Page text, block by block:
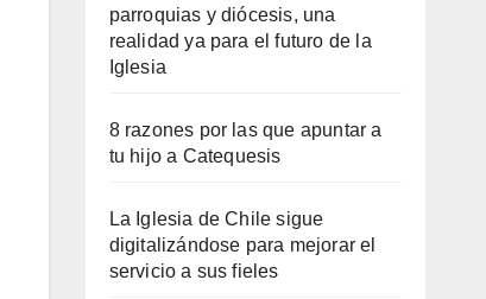
parroquias y diócesis, una
realidad ya para el futuro de la
Iglesia
8 razones por las que apuntar a
tu hijo a Catequesis
La Iglesia de Chile sigue
digitalizándose para mejorar el
servicio a sus fieles